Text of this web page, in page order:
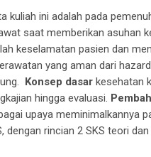
kuliah ini adalah pada
saat memberikan asuhan
keselamatan pasien dan
yang aman dari hazard
Konsep dasar kesehatan
hingga evaluasi.
upaya meminimalkannya
dengan rincian 2 SKS teori